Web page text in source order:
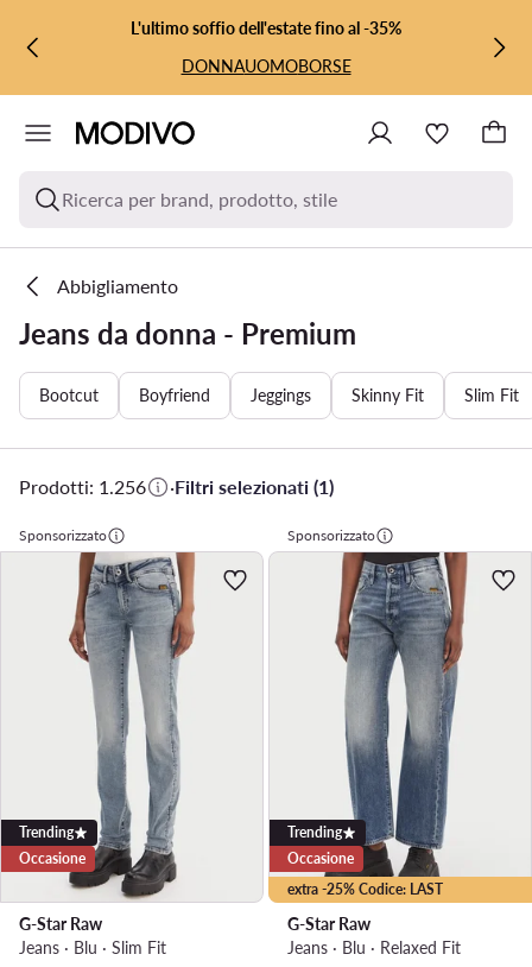
VAI AL CONTENUTO PRINCIPALE
VAI ALLA RICERCAL'ultimo soffio dell'estate fino al -35%
DONNAUOMOBORSE
Ricerca per brand, prodotto, stile
Abbigliamento
Jeans da donna - Premium
Bootcut Boyfriend Jeggings Skinny Fit Slim Fit
Prodotti: 1.256 ·Filtri selezionati (1)
Sponsorizzato
Trending
Occasione
G-Star Raw
Jeans · Blu · Slim Fit
Sponsorizzato
extra -25% Codice: LAST
Trending
Occasione
G-Star Raw
Jeans · Blu · Relaxed Fit